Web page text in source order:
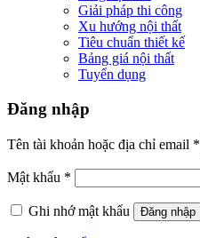
Giải pháp thi công
Xu hướng nội thất
Tiêu chuẩn thiết kế
Bảng giá nội thất
Tuyển dụng
Đăng nhập
Tên tài khoản hoặc địa chỉ email *
Mật khẩu *
Ghi nhớ mật khẩu Đăng nhập